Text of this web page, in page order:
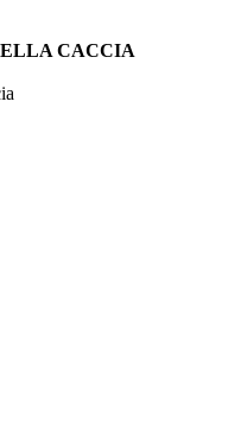
CACCIA